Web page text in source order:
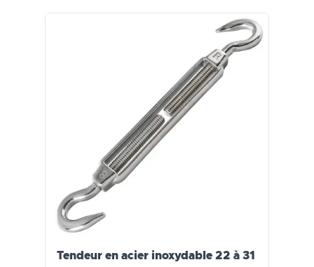
Tendeur en acier inoxydable 22 à 31